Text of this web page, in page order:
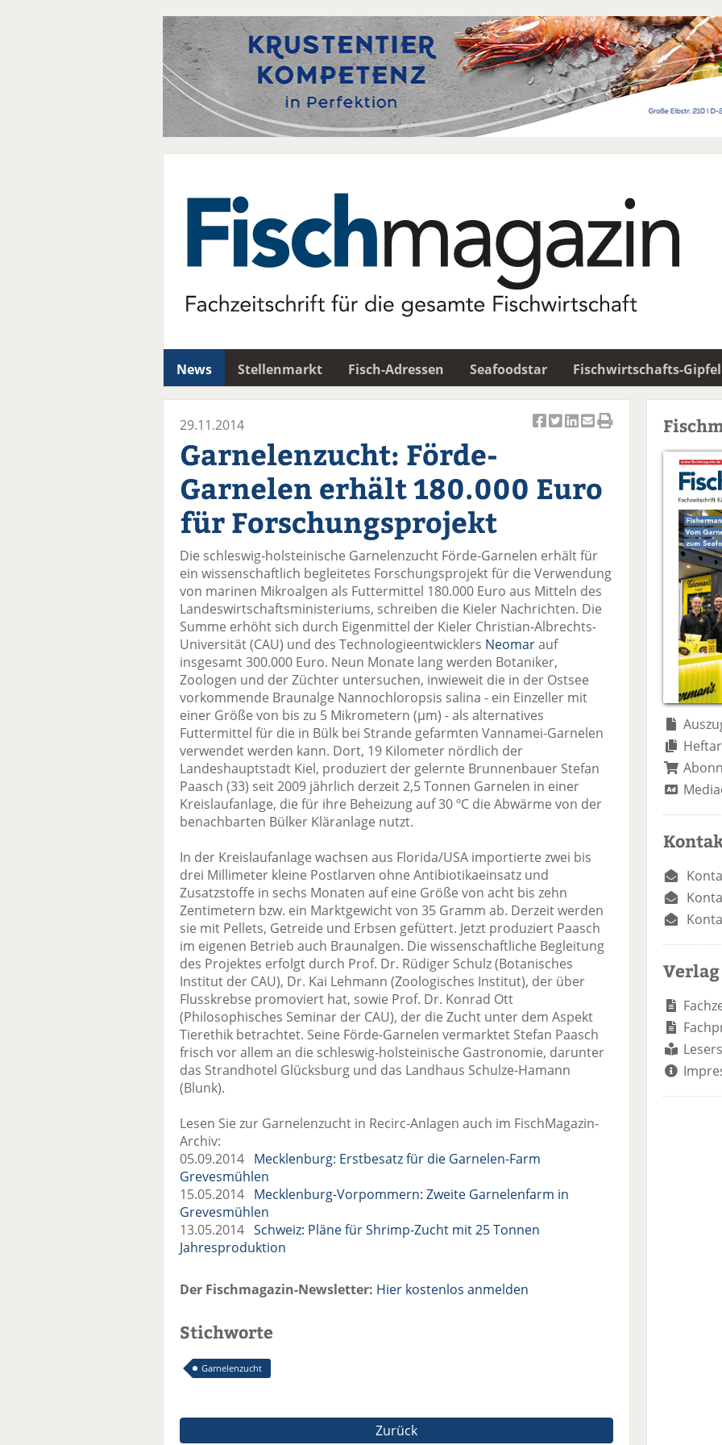
News Stellenmarkt Fisch-Adressen Seafoodstar Fischwirtschafts-Gipfel
k
el
ac
e
b
o
o
k
te
il
e
n
k
el
tt
er
n
el
Li
n
k
e
di
n
e
n
el
E
m
ai
l
v
er
d
e
n
el
n
29.11.2014
Garnelenzucht: Förde-
Garnelen erhält 180.000 Euro
für Forschungsprojekt
Die schleswig-holsteinische Garnelenzucht Förde-Garnelen erhält für
ein wissenschaftlich begleitetes Forschungsprojekt für die Verwendung
von marinen Mikroalgen als Futtermittel 180.000 Euro aus Mitteln des
Landeswirtschaftsministeriums, schreiben die Kieler Nachrichten. Die
Summe erhöht sich durch Eigenmittel der Kieler Christian-Albrechts-
Universität (CAU) und des Technologieentwicklers Neomarauf
insgesamt 300.000 Euro. Neun Monate lang werden Botaniker,
Zoologen und der Züchter untersuchen, inwieweit die in der Ostsee
vorkommende Braunalge Nannochloropsis salina - ein Einzeller mit
einer Größe von bis zu 5 Mikrometern (µm) - als alternatives
Futtermittel für die in Bülk bei Strande gefarmten Vannamei-Garnelen
verwendet werden kann. Dort, 19 Kilometer nördlich der
Landeshauptstadt Kiel, produziert der gelernte Brunnenbauer Stefan
Paasch (33) seit 2009 jährlich derzeit 2,5 Tonnen Garnelen in einer
Kreislaufanlage, die für ihre Beheizung auf 30 ºC die Abwärme von der
benachbarten Bülker Kläranlage nutzt.
In der Kreislaufanlage wachsen aus Florida/USA importierte zwei bis
drei Millimeter kleine Postlarven ohne Antibiotikaeinsatz und
Zusatzstoffe in sechs Monaten auf eine Größe von acht bis zehn
Zentimetern bzw. ein Marktgewicht von 35 Gramm ab. Derzeit werden
sie mit Pellets, Getreide und Erbsen gefüttert. Jetzt produziert Paasch
im eigenen Betrieb auch Braunalgen. Die wissenschaftliche Begleitung
des Projektes erfolgt durch Prof. Dr. Rüdiger Schulz (Botanisches
Institut der CAU), Dr. Kai Lehmann (Zoologisches Institut), der über
Flusskrebse promoviert hat, sowie Prof. Dr. Konrad Ott
(Philosophisches Seminar der CAU), der die Zucht unter dem Aspekt
Tierethik betrachtet. Seine Förde-Garnelen vermarktet Stefan Paasch
frisch vor allem an die schleswig-holsteinische Gastronomie, darunter
das Strandhotel Glücksburg und das Landhaus Schulze-Hamann
(Blunk).
Lesen Sie zur Garnelenzucht in Recirc-Anlagen auch im FischMagazin-
Archiv:
05.09.2014 Mecklenburg: Erstbesatz für die Garnelen-Farm
Grevesmühlen
15.05.2014 Mecklenburg-Vorpommern: Zweite Garnelenfarm in
Grevesmühlen
13.05.2014 Schweiz: Pläne für Shrimp-Zucht mit 25 Tonnen
Jahresproduktion
Der Fischmagazin-Newsletter: Hier kostenlos anmelden
Stichworte
Garnelenzucht
Zurück
Verlag